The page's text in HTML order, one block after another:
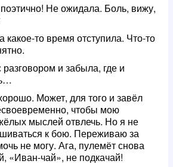
Не ожидала. Боль, вижу,
какое-то время отступила. Что-то
и забыла, где и
Может, для того и завёл
чтобы мою
мыслей отвлечь. Но я не
к бою. Переживаю за
не могу. Ага, пулемёт снова
«Иван-чай», не подкачай!